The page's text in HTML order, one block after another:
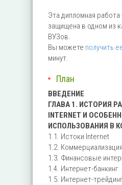
Эта дипломная
защищена в одном из
ВУЗов.
Вы можете получить
минут.
План
ВВЕДЕНИЕ
ГЛАВА 1. ИСТОРИЯ
INTERNET И
ИСПОЛЬЗОВАНИЯ В
1.1. Истоки Internet
1.2.
1.3. Финансовые
1.4. Интернет-банкинг
1.5. Интернет-